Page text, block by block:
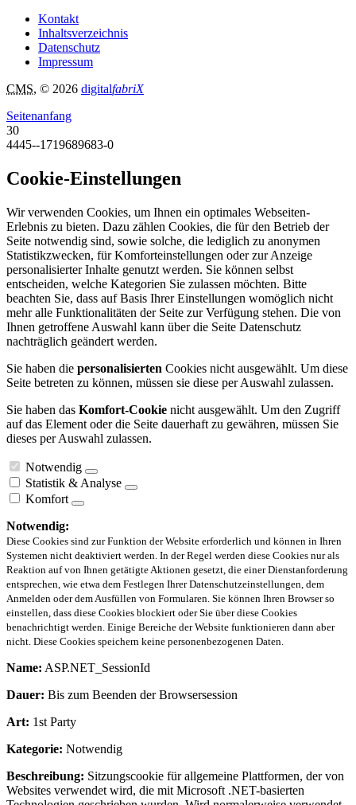
Kontakt
Inhaltsverzeichnis
Datenschutz
Impressum
CMS, © 2026 digitalfabriX
Seitenanfang
30
4445--1719689683-0
Cookie-Einstellungen
Wir verwenden Cookies, um Ihnen ein optimales Webseiten-
Erlebnis zu bieten. Dazu zählen Cookies, die für den Betrieb der
Seite notwendig sind, sowie solche, die lediglich zu anonymen
Statistikzwecken, für Komforteinstellungen oder zur Anzeige
personalisierter Inhalte genutzt werden. Sie können selbst
entscheiden, welche Kategorien Sie zulassen möchten. Bitte
beachten Sie, dass auf Basis Ihrer Einstellungen womöglich nicht
mehr alle Funktionalitäten der Seite zur Verfügung stehen. Die von
Ihnen getroffene Auswahl kann über die Seite Datenschutz
nachträglich geändert werden.
Sie haben die personalisierten Cookies nicht ausgewählt. Um diese
Seite betreten zu können, müssen sie diese per Auswahl zulassen.
Sie haben das Komfort-Cookie nicht ausgewählt. Um den Zugriff
auf das Element oder die Seite dauerhaft zu gewähren, müssen Sie
dieses per Auswahl zulassen.
Notwendig
Statistik & Analyse
Komfort
Notwendig:
Diese Cookies sind zur Funktion der Website erforderlich und können in Ihren
Systemen nicht deaktiviert werden. In der Regel werden diese Cookies nur als
Reaktion auf von Ihnen getätigte Aktionen gesetzt, die einer Dienstanforderung
entsprechen, wie etwa dem Festlegen Ihrer Datenschutzeinstellungen, dem
Anmelden oder dem Ausfüllen von Formularen. Sie können Ihren Browser so
einstellen, dass diese Cookies blockiert oder Sie über diese Cookies
benachrichtigt werden. Einige Bereiche der Website funktionieren dann aber
nicht. Diese Cookies speichern keine personenbezogenen Daten.
Name: ASP.NET_SessionId
Dauer: Bis zum Beenden der Browsersession
Art: 1st Party
Kategorie: Notwendig
Beschreibung: Sitzungscookie für allgemeine Plattformen, der von
Websites verwendet wird, die mit Microsoft .NET-basierten